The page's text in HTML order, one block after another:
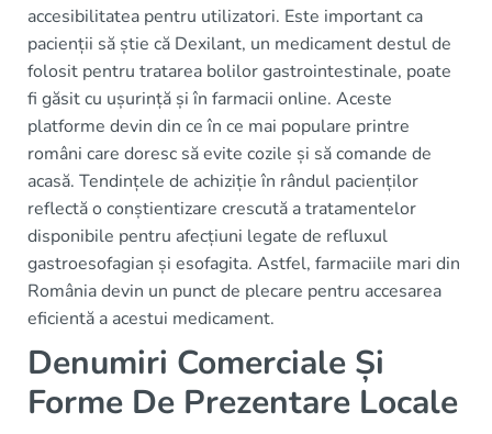
accesibilitatea pentru utilizatori. Este important ca
pacienții să știe că Dexilant, un medicament destul de
folosit pentru tratarea bolilor gastrointestinale, poate
fi găsit cu ușurință și în farmacii online. Aceste
platforme devin din ce în ce mai populare printre
români care doresc să evite cozile și să comande de
acasă. Tendințele de achiziție în rândul pacienților
reflectă o conștientizare crescută a tratamentelor
disponibile pentru afecțiuni legate de refluxul
gastroesofagian și esofagita. Astfel, farmaciile mari din
România devin un punct de plecare pentru accesarea
eficientă a acestui medicament.
Denumiri Comerciale Și
Forme De Prezentare Locale